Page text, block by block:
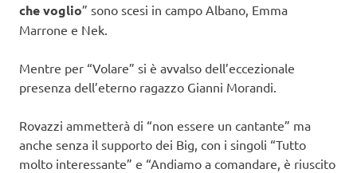
che voglio” sono scesi in campo Albano, Emma
Marrone e Nek.
Mentre per “Volare” si è avvalso dell’eccezionale
presenza dell’eterno ragazzo Gianni Morandi.
Rovazzi ammetterà di “non essere un cantante” ma
anche senza il supporto dei Big, con i singoli “Tutto
molto interessante” e “Andiamo a comandare, è riuscito